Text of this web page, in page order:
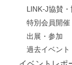
LINK-J協賛・
特別会員開催
出展・参加
過去イベント